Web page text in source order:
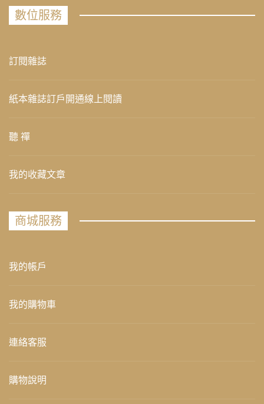
數位服務
訂閱雜誌
紙本雜誌訂戶開通線上閱讀
聽 禪
我的收藏文章
商城服務
我的帳戶
我的購物車
連絡客服
購物說明